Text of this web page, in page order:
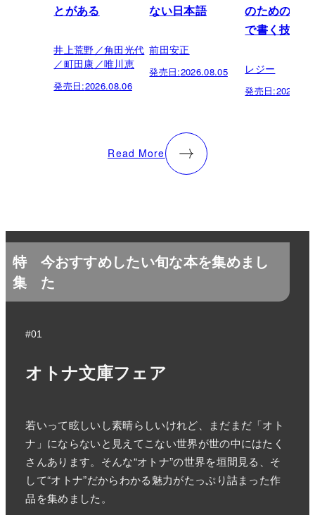
とがある
井上荒野／角田光代
／町田康／唯川恵
発売日:2026.08.06
ない日本語
前田安正
発売日:2026.08.05
のための「
で書く技術
レジー
発売日:
Read More
特
集
今おすすめしたい旬な本を集めまし
た
#01
オトナ文庫フェア
若いって眩しいし素晴らしいけれど、まだまだ「オト
ナ」にならないと見えてこない世界が世の中にはたく
さんあります。そんな“オトナ”の世界を垣間見る、そ
して“オトナ”だからわかる魅力がたっぷり詰まった作
品を集めました。